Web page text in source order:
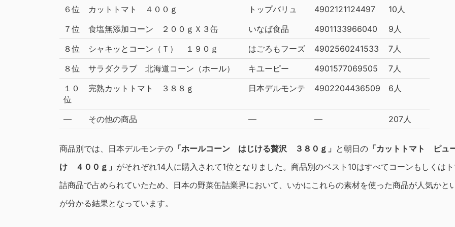
６位
カットトマト ４００ｇ トップバリュ 4902121124497
10人
７位
食塩無添加コーン ２００ｇＸ３缶 いなば食品 4901133966040
9人
８位
シャキッとコーン（Ｔ） １９０ｇ はごろもフーズ 4902560241533
7人
８位
サラダクラブ 北海道コーン（ホール） キユーピー 4901577069505
7人
１０
位
完熟カットトマト ３８８ｇ 日本デルモンテ 4902204436509 6人
― その他の商品 ― ― 207人
商品別では、日本デルモンテの 「ホールコーン はじける贅沢 ３８０ｇ」 と朝日の 「カットトマト ピュ
け ４００ｇ」 がそれぞれ14人に購入されて1位となりました。商品別のベスト10はすべてコーンもしくは
詰商品で占められていたため、日本の野菜缶詰業界において、いかにこれらの素材を使った商品が人気かと
が分かる結果となっています。